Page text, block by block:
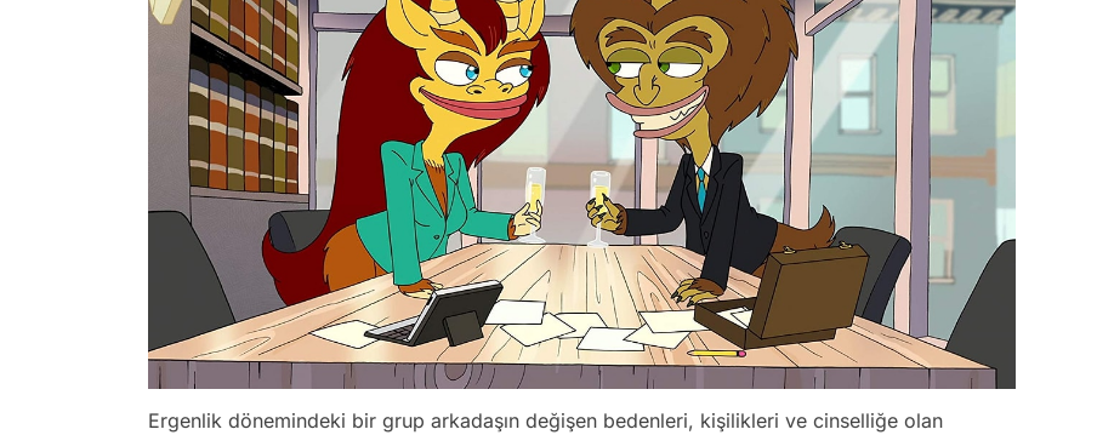
Ergenlik dönemindeki bir grup arkadaşın değişen bedenleri, kişilikleri ve cinselliğe olan